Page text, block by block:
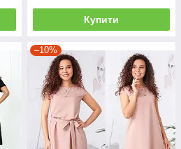
Купити
–10%